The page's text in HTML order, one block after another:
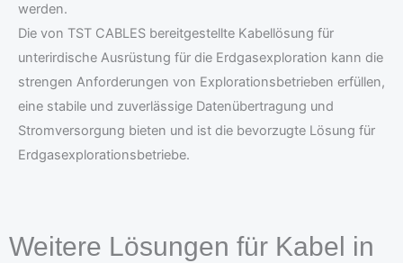
werden.
Die von TST CABLES bereitgestellte Kabellösung für
unterirdische Ausrüstung für die Erdgasexploration kann die
strengen Anforderungen von Explorationsbetrieben erfüllen,
eine stabile und zuverlässige Datenübertragung und
Stromversorgung bieten und ist die bevorzugte Lösung für
Erdgasexplorationsbetriebe.
Weitere Lösungen für Kabel in